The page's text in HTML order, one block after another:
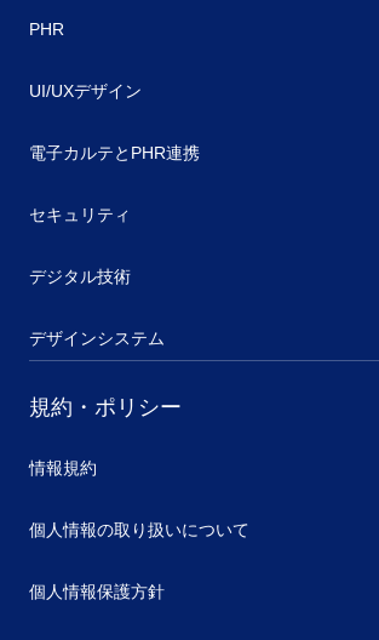
PHR
UI/UXデザイン
電子カルテとPHR連携
セキュリティ
デジタル技術
デザインシステム
規約・ポリシー
情報規約
個人情報の取り扱いについて
個人情報保護方針